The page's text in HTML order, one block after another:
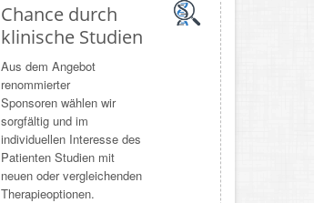
Chance durch
klinische Studien
Aus dem Angebot
renommierter
Sponsoren wählen wir
sorgfältig und im
individuellen Interesse des
Patienten Studien mit
neuen oder vergleichenden
Therapieoptionen.